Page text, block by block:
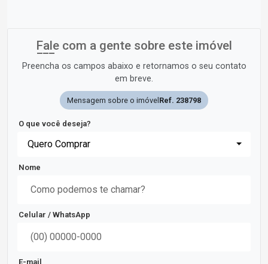
Fale com a gente sobre este imóvel
Preencha os campos abaixo e retornamos o seu contato
em breve.
Mensagem sobre o imóvel Ref. 238798
O que você deseja?
Quero Comprar
Nome
Celular / WhatsApp
E-mail